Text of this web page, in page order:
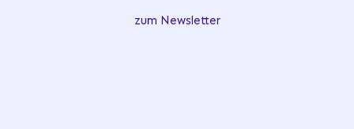
zum Newsletter